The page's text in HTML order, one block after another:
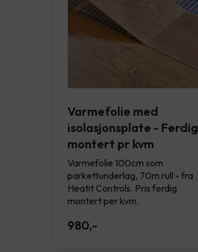
Varmefolie med
isolasjonsplate - Ferdig
montert pr kvm
Varmefolie 100cm som
parkettunderlag, 70m rull - fra
Heatit Controls. Pris ferdig
montert per kvm.
980,-